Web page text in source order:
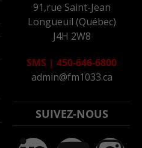
91,rue Saint-Jean
Longueuil (Québec)
J4H 2W8
SMS | 450-646-6800
admin@fm1033.ca
SUIVEZ-NOUS